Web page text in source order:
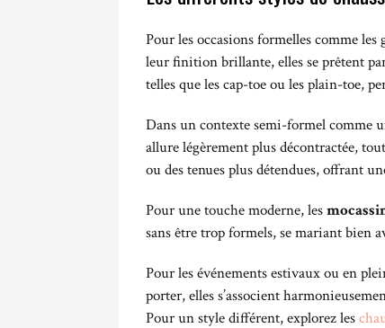
Pour les occasions formelles comme les
leur finition brillante, elles se prêtent
telles que les cap-toe ou les plain-toe,
Dans un contexte semi-formel comme
allure légèrement plus décontractée,
ou des tenues plus détendues, offrant
Pour une touche moderne, les
sans être trop formels, se mariant bien
Pour les événements estivaux ou en
porter, elles s’associent
Pour un style différent, explorez les